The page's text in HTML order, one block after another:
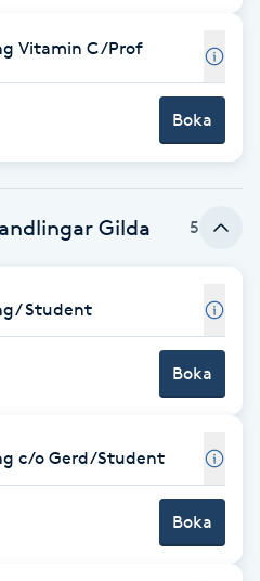
Vitamin C /Prof
Boka
Gilda 5
Student
Boka
c/o Gerd/Student
Boka